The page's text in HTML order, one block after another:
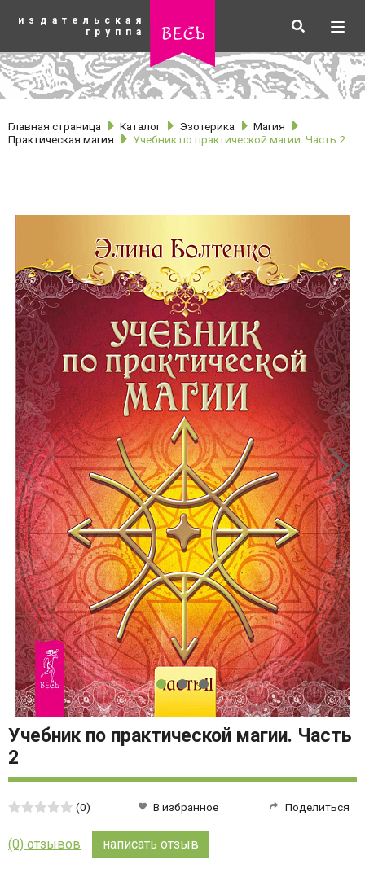
основному
издательская
группа
весь Искать
рубрики
Главная страница Каталог Эзотерика
Магия
Практическая магия
Учебник по практической магии. Часть 2
Учебник по практической магии. Часть
2
Средняя
из
(0) В избранное Поделиться
(0) отзывов написать отзыв